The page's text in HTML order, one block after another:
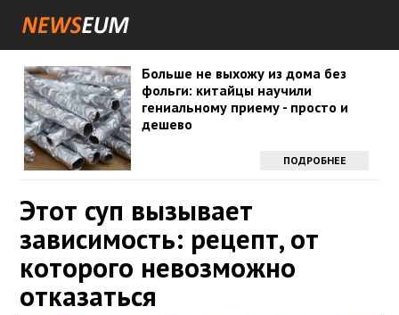
Больше не выхожу из дома без
фольги: китайцы научили
гениальному приему - просто и
дешево
ПОДРОБНЕЕ
Этот суп вызывает
зависимость: рецепт, от
которого невозможно
отказаться